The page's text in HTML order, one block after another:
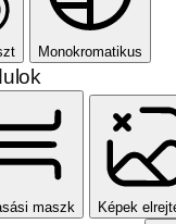
Monokromatikus
maszk Képek